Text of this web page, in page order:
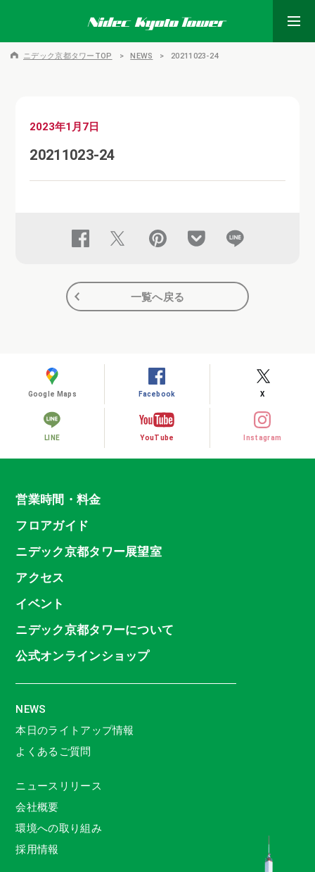
ニデック京都タワーTOP NEWS 20211023-24
2023年1月7日
20211023-24
一覧へ戻る
Google Maps Facebook X
LINE YouTube Instagram
営業時間・料金
フロアガイド
ニデック京都タワー展望室
アクセス
イベント
ニデック京都タワーについて
公式オンラインショップ
NEWS
本日のライトアップ情報
よくあるご質問
ニュースリリース
会社概要
環境への取り組み
採用情報